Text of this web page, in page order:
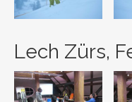
Lech Zürs,